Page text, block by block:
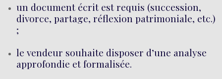
un document écrit est requis (succession,
divorce, partage, réflexion patrimoniale, etc.)
;
le vendeur souhaite disposer d’une analyse
approfondie et formalisée.